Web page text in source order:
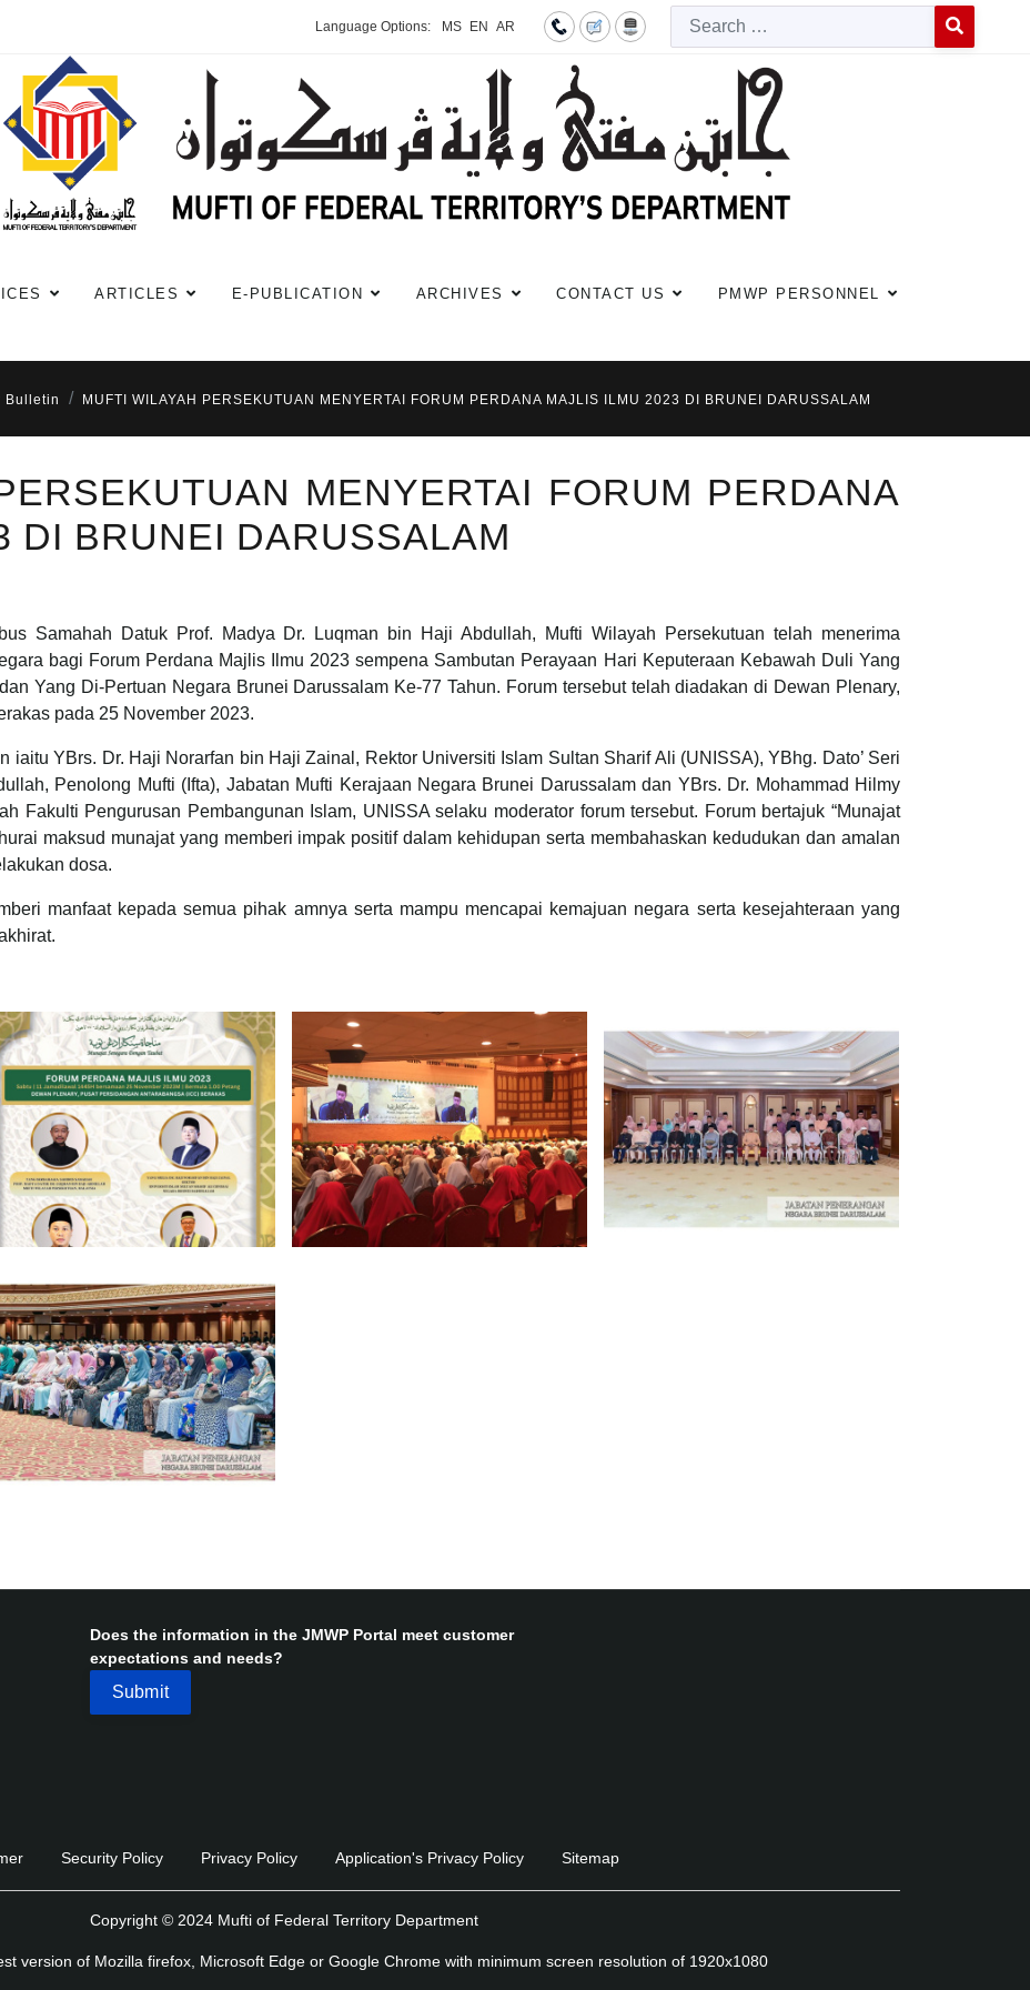
Language Options: MS EN AR
ARTICLES E-PUBLICATION ARCHIVES CONTACT US PMWP PERSONNEL
Bulletin MUFTI WILAYAH PERSEKUTUAN MENYERTAI FORUM PERDANA MAJLIS ILMU 2023 DI BRUNEI DARUSSALAM
MENYERTAI FORUM PERDANA
DI BRUNEI DARUSSALAM
Samahah Datuk Prof. Madya Dr. Luqman bin Haji Abdullah, Mufti Wilayah Persekutuan telah menerima
bagi Forum Perdana Majlis Ilmu 2023 sempena Sambutan Perayaan Hari Keputeraan Kebawah Duli Yang
Yang Di-Pertuan Negara Brunei Darussalam Ke-77 Tahun. Forum tersebut telah diadakan di Dewan Plenary,
pada 25 November 2023.
iaitu YBrs. Dr. Haji Norarfan bin Haji Zainal, Rektor Universiti Islam Sultan Sharif Ali (UNISSA), YBhg. Dato’ Seri
Penolong Mufti (Ifta), Jabatan Mufti Kerajaan Negara Brunei Darussalam dan YBrs. Dr. Mohammad Hilmy
Fakulti Pengurusan Pembangunan Islam, UNISSA selaku moderator forum tersebut. Forum bertajuk “Munajat
maksud munajat yang memberi impak positif dalam kehidupan serta membahaskan kedudukan dan amalan
dosa.
manfaat kepada semua pihak amnya serta mampu mencapai kemajuan negara serta kesejahteraan yang
Does the information in the JMWP Portal meet customer
expectations and needs?
Security Policy Privacy Policy Application's Privacy Policy Sitemap
Copyright © 2024 Mufti of Federal Territory Department
version of Mozilla firefox, Microsoft Edge or Google Chrome with minimum screen resolution of 1920x1080